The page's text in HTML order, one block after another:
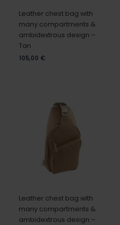
Leather chest bag with
many compartments &
ambidextrous design –
Tan
105,00 €
Leather chest bag with
many compartments &
ambidextrous design –